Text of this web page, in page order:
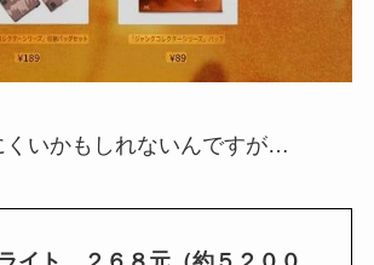
くいかもしれないんですが…